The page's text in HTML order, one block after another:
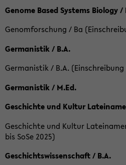
Genome Based Systems Biology /
Genomforschung / Ba
Germanistik / B.A.
Germanistik / B.A. (Einschreibung
Germanistik / M.Ed.
Geschichte und Kultur
Geschichte und Kultur
bis SoSe 2025)
Geschichtswissenschaft / B.A.